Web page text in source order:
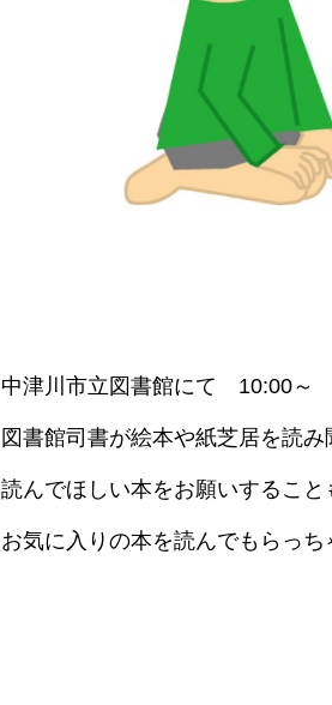
中津川市立図書館にて 10:00～
図書館司書が絵本や紙芝居を読
読んでほしい本をお願いするこ
お気に入りの本を読んでもらっち